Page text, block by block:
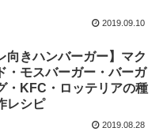
2019.09.10
向きハンバーガー】マク
・モスバーガー・バーガ
・KFC・ロッテリアの種
レシピ
2019.08.28